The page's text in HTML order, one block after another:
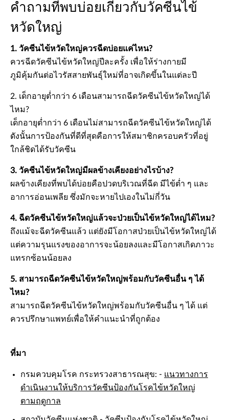
คำถามที่พบบ่อยเกี่ยวกับวัคซีนไข้
หวัดใหญ่
1. วัคซีนไข้หวัดใหญ่ควรฉีดบ่อยแค่ไหน?
ควรฉีดวัคซีนไข้หวัดใหญ่ปีละครั้ง เพื่อให้ร่างกายมี
ภูมิคุ้มกันต่อไวรัสสายพันธุ์ใหม่ที่อาจเกิดขึ้นในแต่ละปี
2. เด็กอายุต่ำกว่า 6 เดือนสามารถฉีดวัคซีนไข้หวัดใหญ่ได้
ไหม?
เด็กอายุต่ำกว่า 6 เดือนไม่สามารถฉีดวัคซีนไข้หวัดใหญ่ได้
ดังนั้นการป้องกันที่ดีที่สุดคือการให้สมาชิกครอบครัวที่อยู่
ใกล้ชิดได้รับวัคซีน
3. วัคซีนไข้หวัดใหญ่มีผลข้างเคียงอย่างไรบ้าง?
ผลข้างเคียงที่พบได้บ่อยคือปวดบริเวณที่ฉีด มีไข้ต่ำ ๆ และ
อาการอ่อนเพลีย ซึ่งมักจะหายไปเองในไม่กี่วัน
4. ฉีดวัคซีนไข้หวัดใหญ่แล้วจะป่วยเป็นไข้หวัดใหญ่ได้ไหม?
ถึงแม้จะฉีดวัคซีนแล้ว แต่ยังมีโอกาสป่วยเป็นไข้หวัดใหญ่ได้
แต่ความรุนแรงของอาการจะน้อยลงและมีโอกาสเกิดภาวะ
แทรกซ้อนน้อยลง
5. สามารถฉีดวัคซีนไข้หวัดใหญ่พร้อมกับวัคซีนอื่น ๆ ได้
ไหม?
สามารถฉีดวัคซีนไข้หวัดใหญ่พร้อมกับวัคซีนอื่น ๆ ได้ แต่
ควรปรึกษาแพทย์เพื่อให้คำแนะนำที่ถูกต้อง
ที่มา
กรมควบคุมโรค กระทรวงสาธารณสุข: - แนวทางการ
ดำเนินงานให้บริการวัคซีนป้องกันโรคไข้หวัดใหญ่
ตามฤดูกาล